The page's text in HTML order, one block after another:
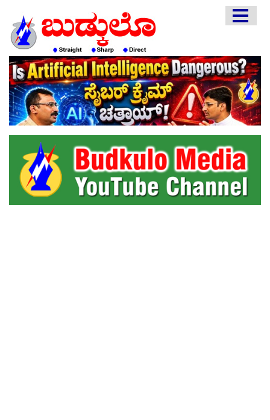
EDITORIAL
ENGLISH
KANNADA
INTERVIEWS
LITERATURE
ENTERTAINMENT
HEALTH